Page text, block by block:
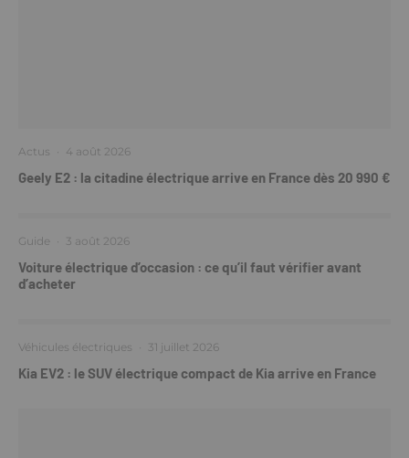
Actus · 4 août 2026
Geely E2 : la citadine électrique arrive en France dès 20 990 €
Guide · 3 août 2026
Voiture électrique d’occasion : ce qu’il faut vérifier avant
d’acheter
Véhicules électriques · 31 juillet 2026
Kia EV2 : le SUV électrique compact de Kia arrive en France